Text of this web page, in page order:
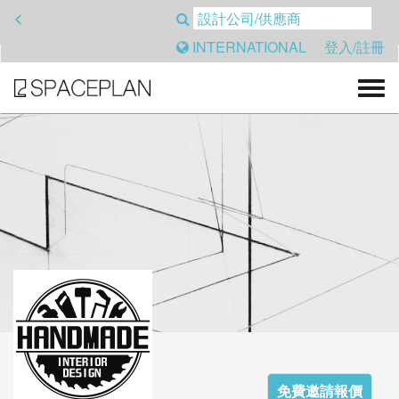
<
INTERNATIONAL
登入/註冊
免費邀請報價